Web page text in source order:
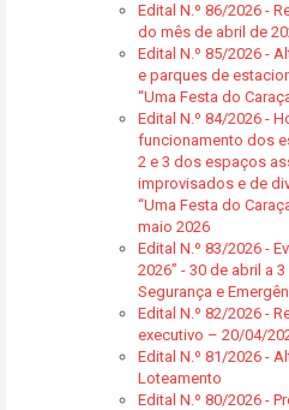
Edital N.º 86/2026 -
do mês de abril de
Edital N.º 85/2026 -
e parques de
“Uma Festa do
Edital N.º 84/2026 -
funcionamento dos
2 e 3 dos espaços
improvisados e de
“Uma Festa do
maio 2026
Edital N.º 83/2026 -
2026” - 30 de abril a
Segurança e
Edital N.º 82/2026 -
executivo – 20/04/
Edital N.º 81/2026 -
Loteamento
Edital N.º 80/2026 -